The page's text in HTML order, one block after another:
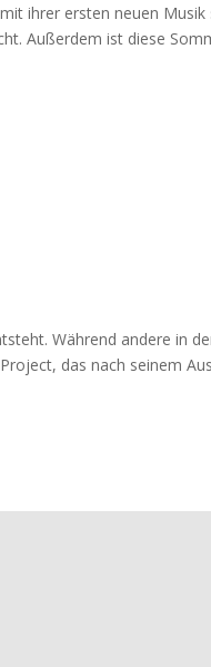
ihrer ersten neuen
Außerdem ist diese
Während andere in
das nach seinem